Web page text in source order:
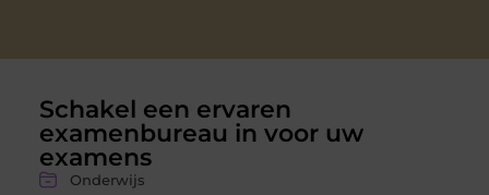
Schakel een ervaren
examenbureau in voor uw
examens
Onderwijs